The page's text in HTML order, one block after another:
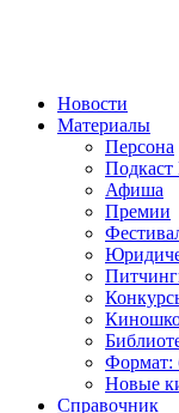
Новости
Материалы
Персона
Подкаст
Афиша
Премии
Формат:
Новые
Справочник